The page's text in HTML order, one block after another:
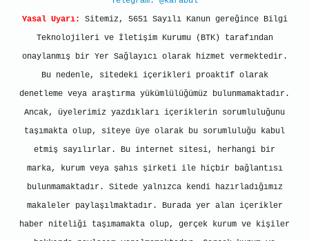
Yasal Uyarı:
Sitemiz, 5651 Sayılı Kanun gereğince Bilgi
Teknolojileri ve İletişim Kurumu (BTK) tarafından
onaylanmış bir Yer Sağlayıcı olarak hizmet vermektedir.
Bu nedenle, sitedeki içerikleri proaktif olarak
denetleme veya araştırma yükümlülüğümüz bulunmamaktadır.
Ancak, üyelerimiz yazdıkları içeriklerin sorumluluğunu
taşımakta olup, siteye üye olarak bu sorumluluğu kabul
etmiş sayılırlar. Bu internet sitesi, herhangi bir
marka, kurum veya şahıs şirketi ile hiçbir bağlantısı
bulunmamaktadır. Sitede yalnızca kendi hazırladığımız
makaleler paylaşılmaktadır. Burada yer alan içerikler
haber niteliği taşımamakta olup, gerçek kurum ve kişiler